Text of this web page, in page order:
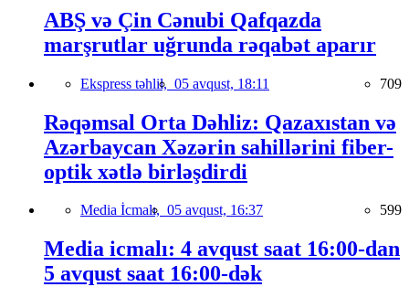
ABŞ və Çin Cənubi Qafqazda
marşrutlar uğrunda rəqabət aparır
Ekspress təhlil, 05 avqust, 18:11 709
Rəqəmsal Orta Dəhliz: Qazaxıstan və
Azərbaycan Xəzərin sahillərini fiber-
optik xətlə birləşdirdi
Media İcmalı, 05 avqust, 16:37 599
Media icmalı: 4 avqust saat 16:00-dan
5 avqust saat 16:00-dək